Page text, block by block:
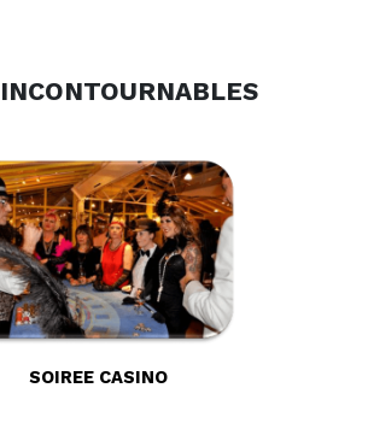
SOIREE CASINO